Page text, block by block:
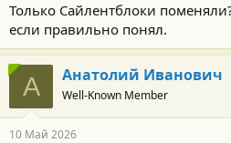
Только Сайлентблоки
если правильно понял.
А Анатолий Иванович
Well-Known Member
10 Май 2026